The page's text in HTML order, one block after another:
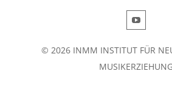
© 2026 INMM INSTITUT FÜR
MUSIKERZIEHUNG